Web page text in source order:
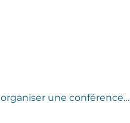
une conférence…